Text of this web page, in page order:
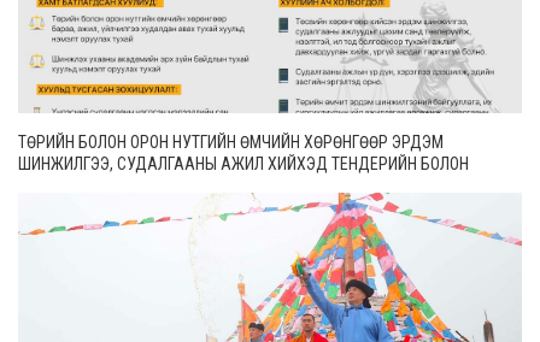
ТӨРИЙН БОЛОН ОРОН НУТГИЙН ӨМЧИЙН ХӨРӨНГӨӨР ЭРДЭМ
ШИНЖИЛГЭЭ, СУДАЛГААНЫ АЖИЛ ХИЙХЭД ТЕНДЕРИЙН БОЛОН